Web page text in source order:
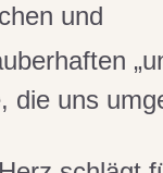
und
die uns